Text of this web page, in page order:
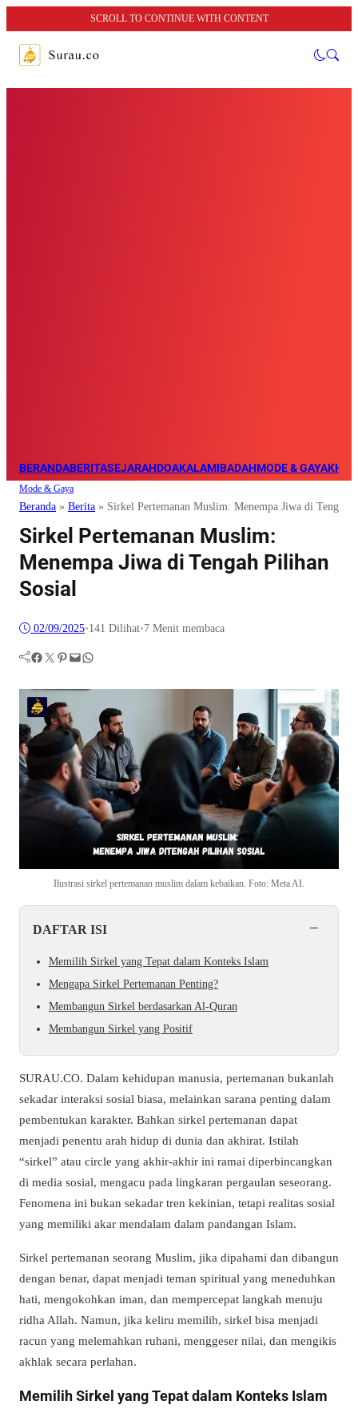
SCROLL TO CONTINUE WITH CONTENT
BERANDABERITASEJARAHDOAKALAMIBADAHMODE & GAYA
Mode & Gaya
Beranda » Berita » Sirkel Pertemanan Muslim: Menempa Jiwa di Tengah
Sirkel Pertemanan Muslim:
Menempa Jiwa di Tengah Pilihan
Sosial
02/09/2025•141 Dilihat•7 Menit membaca
Facebook Twitter Pinterest Mail WhatsApp
Ilustrasi sirkel pertemanan muslim dalam kebaikan. Foto: Meta AI.
DAFTAR ISI −
Memilih Sirkel yang Tepat dalam Konteks Islam
Mengapa Sirkel Pertemanan Penting?
Membangun Sirkel berdasarkan Al-Quran
Membangun Sirkel yang Positif
SURAU.CO. Dalam kehidupan manusia, pertemanan bukanlah
sekadar interaksi sosial biasa, melainkan sarana penting dalam
pembentukan karakter. Bahkan sirkel pertemanan dapat
menjadi penentu arah hidup di dunia dan akhirat. Istilah
“sirkel” atau circle yang akhir-akhir ini ramai diperbincangkan
di media sosial, mengacu pada lingkaran pergaulan seseorang.
Fenomena ini bukan sekadar tren kekinian, tetapi realitas sosial
yang memiliki akar mendalam dalam pandangan Islam.
Sirkel pertemanan seorang Muslim, jika dipahami dan dibangun
dengan benar, dapat menjadi teman spiritual yang meneduhkan
hati, mengokohkan iman, dan mempercepat langkah menuju
ridha Allah. Namun, jika keliru memilih, sirkel bisa menjadi
racun yang melemahkan ruhani, menggeser nilai, dan mengikis
akhlak secara perlahan.
Memilih Sirkel yang Tepat dalam Konteks Islam